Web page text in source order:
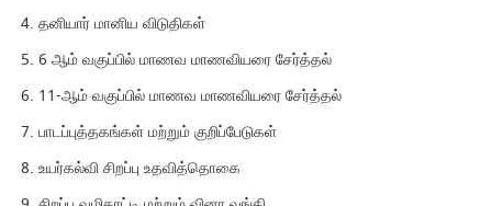
தனியார் மானிய விடுதிகள்
6 ஆம் வகுப்பில் மாணவ மாணவியரை சேர்த்தல்
11-ஆம் வகுப்பில் மாணவ மாணவியரை சேர்த்தல்
பாடப்புத்தகங்கள் மற்றும் குறிப்பேடுகள்
உயர்கல்வி சிறப்பு உதவித்தொகை